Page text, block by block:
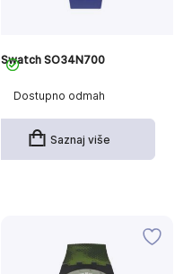
Dostupno odmah
Swatch SO34N700
Saznaj više